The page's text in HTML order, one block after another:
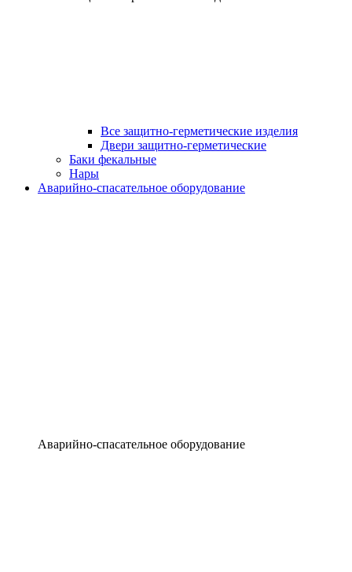
Все защитно-герметические изделия
Двери защитно-герметические
Баки фекальные
Нары
Аварийно-спасательное оборудование
Аварийно-спасательное оборудование